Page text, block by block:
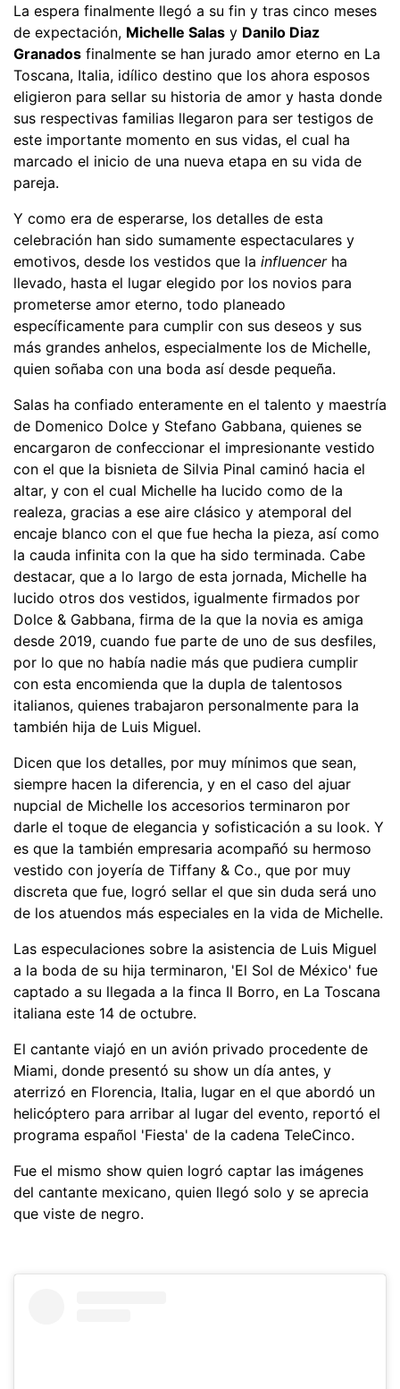
La espera finalmente llegó a su fin y tras cinco meses
de expectación, Michelle Salas y Danilo Diaz
Granados finalmente se han jurado amor eterno en La
Toscana, Italia, idílico destino que los ahora esposos
eligieron para sellar su historia de amor y hasta donde
sus respectivas familias llegaron para ser testigos de
este importante momento en sus vidas, el cual ha
marcado el inicio de una nueva etapa en su vida de
pareja.
Y como era de esperarse, los detalles de esta
celebración han sido sumamente espectaculares y
emotivos, desde los vestidos que la influencer ha
llevado, hasta el lugar elegido por los novios para
prometerse amor eterno, todo planeado
específicamente para cumplir con sus deseos y sus
más grandes anhelos, especialmente los de Michelle,
quien soñaba con una boda así desde pequeña.
Salas ha confiado enteramente en el talento y maestría
de Domenico Dolce y Stefano Gabbana, quienes se
encargaron de confeccionar el impresionante vestido
con el que la bisnieta de Silvia Pinal caminó hacia el
altar, y con el cual Michelle ha lucido como de la
realeza, gracias a ese aire clásico y atemporal del
encaje blanco con el que fue hecha la pieza, así como
la cauda infinita con la que ha sido terminada. Cabe
destacar, que a lo largo de esta jornada, Michelle ha
lucido otros dos vestidos, igualmente firmados por
Dolce & Gabbana, firma de la que la novia es amiga
desde 2019, cuando fue parte de uno de sus desfiles,
por lo que no había nadie más que pudiera cumplir
con esta encomienda que la dupla de talentosos
italianos, quienes trabajaron personalmente para la
también hija de Luis Miguel.
Dicen que los detalles, por muy mínimos que sean,
siempre hacen la diferencia, y en el caso del ajuar
nupcial de Michelle los accesorios terminaron por
darle el toque de elegancia y sofisticación a su look. Y
es que la también empresaria acompañó su hermoso
vestido con joyería de Tiffany & Co., que por muy
discreta que fue, logró sellar el que sin duda será uno
de los atuendos más especiales en la vida de Michelle.
Las especulaciones sobre la asistencia de Luis Miguel
a la boda de su hija terminaron, 'El Sol de México' fue
captado a su llegada a la finca Il Borro, en La Toscana
italiana este 14 de octubre.
El cantante viajó en un avión privado procedente de
Miami, donde presentó su show un día antes, y
aterrizó en Florencia, Italia, lugar en el que abordó un
helicóptero para arribar al lugar del evento, reportó el
programa español 'Fiesta' de la cadena TeleCinco.
Fue el mismo show quien logró captar las imágenes
del cantante mexicano, quien llegó solo y se aprecia
que viste de negro.